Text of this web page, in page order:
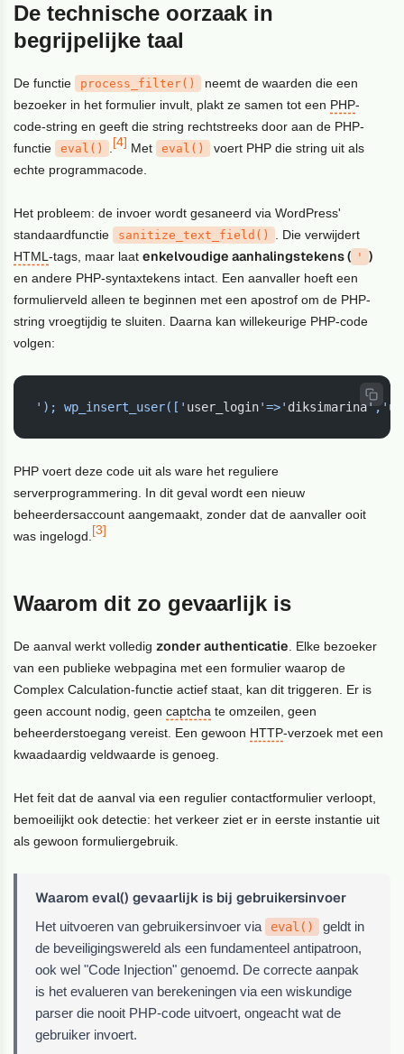
De technische oorzaak in
begrijpelijke taal
De functie process_filter()
neemt de waarden die een
bezoeker in het formulier invult, plakt ze samen tot een PHP-
code-string en geeft die string rechtstreeks door aan de PHP-
functie
eval() .[4] Met eval()
voert PHP die string uit als
echte programmacode.
Het probleem: de invoer wordt gesaneerd via WordPress'
standaardfunctie
sanitize_text_field()
. Die verwijdert
HTML-tags, maar laatenkelvoudige aanhalingstekens ( ' )
en andere PHP-syntaxtekens intact. Een aanvaller hoeft een
formulierveld alleen te beginnen met een apostrof om de PHP-
string vroegtijdig te sluiten. Daarna kan willekeurige PHP-code
volgen:
'); wp_insert_user([' user_login'=>' diksimarina ','
PHP voert deze code uit als ware het reguliere
serverprogrammering. In dit geval wordt een nieuw
beheerdersaccount aangemaakt, zonder dat de aanvaller ooit
was ingelogd.[3]
Waarom dit zo gevaarlijk is
De aanval werkt volledigzonder authenticatie. Elke bezoeker
van een publieke webpagina met een formulier waarop de
Complex Calculation-functie actief staat, kan dit triggeren. Er is
geen account nodig, geencaptcha te omzeilen, geen
beheerderstoegang vereist. Een gewoon HTTP-verzoek met een
kwaadaardig veldwaarde is genoeg.
Het feit dat de aanval via een regulier contactformulier verloopt,
bemoeilijkt ook detectie: het verkeer ziet er in eerste instantie uit
als gewoon formuliergebruik.
Waarom eval() gevaarlijk is bij gebruikersinvoer
Het uitvoeren van gebruikersinvoer via eval()
geldt in
de beveiligingswereld als een fundamenteel antipatroon,
ook wel "Code Injection" genoemd. De correcte aanpak
is het evalueren van berekeningen via een wiskundige
parser die nooit PHP-code uitvoert, ongeacht wat de
gebruiker invoert.